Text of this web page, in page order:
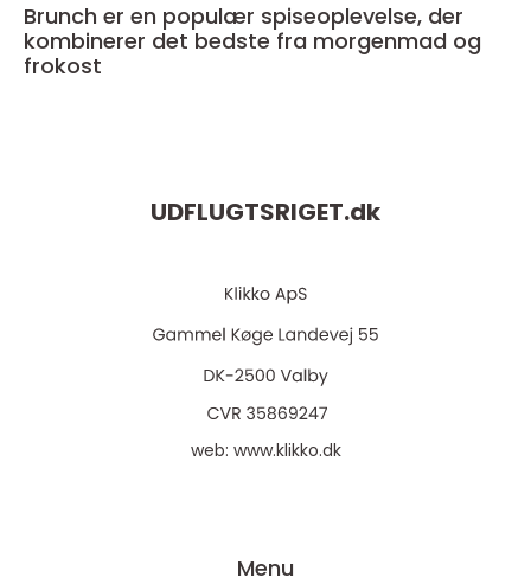
Brunch er en populær spiseoplevelse, der
kombinerer det bedste fra morgenmad og
frokost
UDFLUGTSRIGET.dk
web: www.klikko.dk
Menu